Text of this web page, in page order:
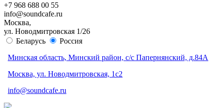
+7 968 688 00 55
info@soundcafe.ru
Москва,
ул. Новодмитровская 1/26
Беларусь
Россия
Минская область, Минский район, с/с Папернянский, д.84А
Москва, ул. Новодмитровская, 1с2
info@soundcafe.ru